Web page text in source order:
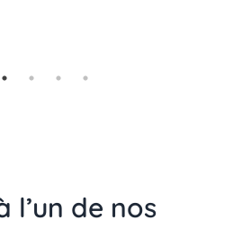
l’un de nos